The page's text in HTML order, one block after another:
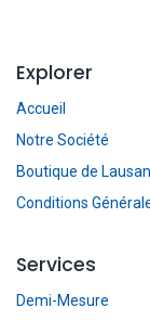
Explorer
Accueil
Notre Société
Boutique de
Conditions
Services
Demi-Mesure